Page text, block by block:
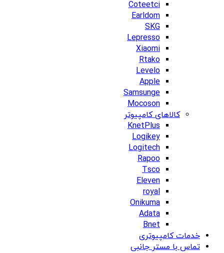
Coteetci
Earldom
SKG
Lepresso
Xiaomi
Rtako
Levelo
Apple
Samsunge
Mocoson
کالاهای کامپیوتر
KnetPlus
Logikey
Logitech
Rapoo
Tsco
Eleven
royal
Onikuma
Adata
Bnet
خدمات کامپیوتری
تماس با مستر جانبی